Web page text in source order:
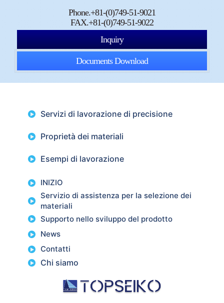
Phone.+81-(0)749-51-9021
FAX.+81-(0)749-51-9022
Inquiry
Documents Download
Servizi di lavorazione di precisione
Proprietà dei materiali
Esempi di lavorazione
INIZIO
Servizio di assistenza per la selezione dei
materiali
Supporto nello sviluppo del prodotto
News
Contatti
Chi siamo